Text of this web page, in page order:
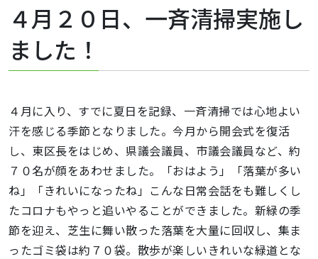
４月２０日、一斉清掃実施し
ました！
４月に入り、すでに夏日を記録、一斉清掃では心地よい
汗を感じる季節となりました。今月から開会式を復活
し、東区長をはじめ、県議会議員、市議会議員など、約
７０名が顔をあわせました。「おはよう」「落葉が多い
ね」「きれいになったね」こんな日常会話をも難しくし
たコロナもやっと追いやることができました。新緑の季
節を迎え、芝生に舞い散った落葉を大量に回収し、集ま
ったゴミ袋は約７０袋。散歩が楽しいきれいな緑道とな